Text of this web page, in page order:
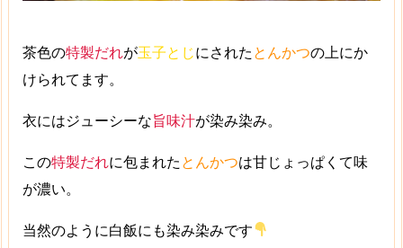
茶色の特製だれが玉子とじにされたとんかつの上にか
けられてます。
衣にはジューシーな旨味汁が染み染み。
この特製だれに包まれたとんかつは甘じょっぱくて味
が濃い。
当然のように白飯にも染み染みです